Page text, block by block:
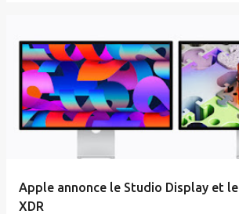
Apple annonce le Studio Display et
XDR